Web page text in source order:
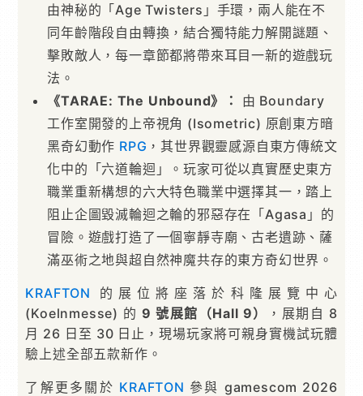
由神秘的「Age Twisters」手環，兩人能在不
同年齡階段自由轉換，結合獨特能力解開謎題、
擊敗敵人，每一章節都將帶來耳目一新的遊戲玩
法。
《TARAE: The Unbound》：
由 Boundary
工作室開發的上帝視角 (Isometric) 原創東方暗
黑奇幻動作 RPG ，其世界觀靈感源自東方傳統文
化中的「六道輪迴」。玩家可從以真實歷史東方
職業重新構想的六大特色職業中選擇其一，踏上
阻止企圖毀滅輪迴之輪的邪惡存在「Agasa」的
冒險。遊戲打造了一個寧靜寺廟、古老遺跡、薩
滿巫術之地與超自然神魔共存的東方奇幻世界。
KRAFTON 的展位將座落於科隆展覽中心
(Koelnmesse) 的 9 號展館（Hall 9）
，展期自 8
月 26 日至 30 日止，現場玩家將可親身實機試玩體
驗上述全部五款新作。
了解更多關於 KRAFTON 參與 gamescom 2026